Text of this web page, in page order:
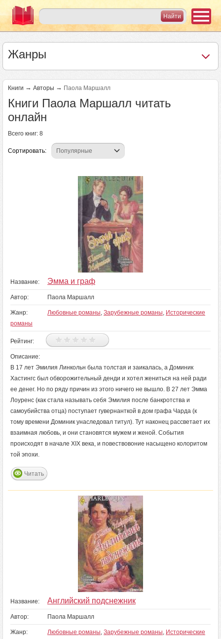
Жанры
Книги → Авторы → Паола Маршалл
Книги Паола Маршалл читать
онлайн
Всего книг: 8
Сортировать:
Название: Эмма и граф
Автор: Паола Маршалл
Жанр: Любовные романы, Зарубежные романы, Исторические
романы
Рейтинг:
Описание:
В 17 лет Эмилия Линкольн была толстая и заикалась, а Доминик
Хастингс был обворожительный денди и хотел жениться на ней ради
ее денег. Но по ряду причин из этого ничего не вышло. В 27 лет Эмма
Лоуренс (как стала называть себя Эмилия после банкротства и
самоубийства отца) поступает гувернанткой в дом графа Чарда (к
тому времени Доминик унаследовал титул). Тут наконец рассветает их
взаимная любовь, и они становятся мужем и женой. События
происходят в начале XIX века, и повествовоние насыщено колоритом
той эпохи.
Читать
Название: Английский подснежник
Автор: Паола Маршалл
Жанр: Любовные романы, Зарубежные романы, Исторические